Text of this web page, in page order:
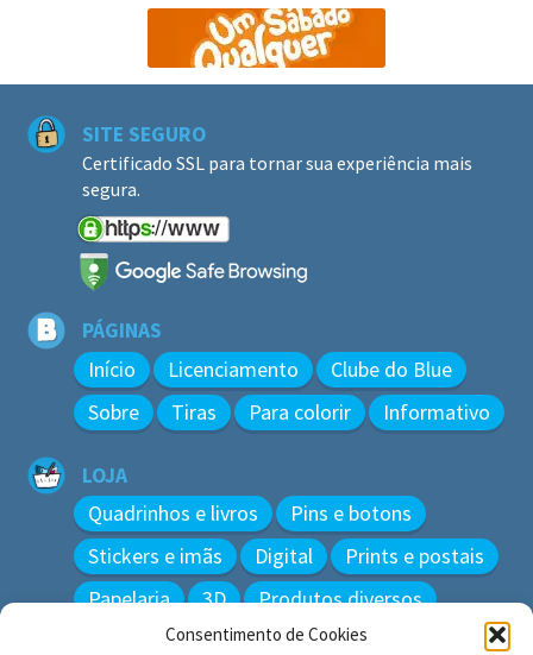
Consentimento de Cookies
SITE SEGURO
Certificado SSL para tornar sua experiência mais
segura.
PÁGINAS
Início Licenciamento
Clube do Blue
Sobre
Tiras Para colorir Informativo
LOJA
Quadrinhos e livros
Pins e botons
Stickers e imãs
Digital
Prints e postais
Papelaria
3D Produtos diversos